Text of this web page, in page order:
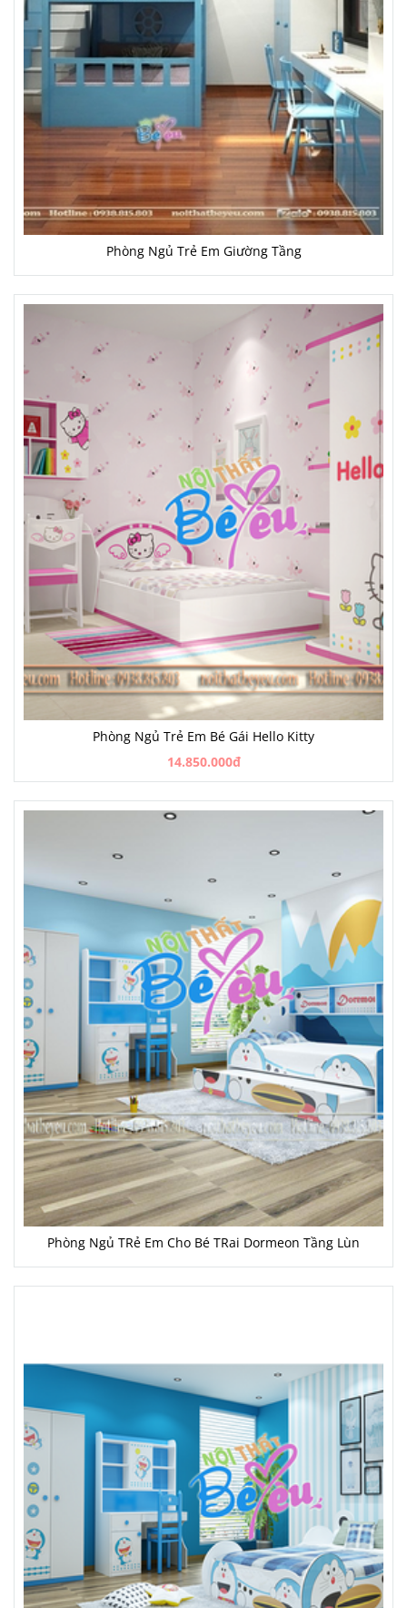
Phòng Ngủ Trẻ Em Giường Tầng
Phòng Ngủ Trẻ Em Bé Gái Hello Kitty
14.850.000đ
Phòng Ngủ TRẻ Em Cho Bé TRai Dormeon Tầng Lùn